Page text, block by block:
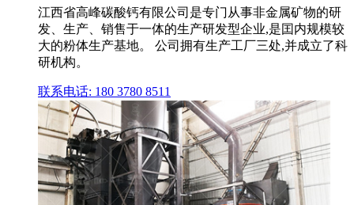
江西省高峰碳酸钙有限公司是专门从事非金属矿物的研
发、生产、销售于一体的生产研发型企业,是囯内规模较
大的粉体生产基地。 公司拥有生产工厂三处,并成立了科
研机构。
联系电话: 180 3780 8511